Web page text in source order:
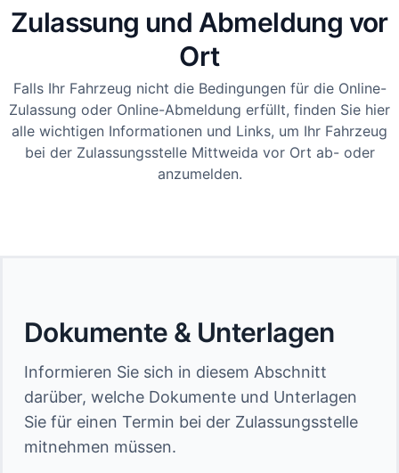
Zulassung und Abmeldung vor
Ort
Falls Ihr Fahrzeug nicht die Bedingungen für die Online-
Zulassung oder Online-Abmeldung erfüllt, finden Sie hier
alle wichtigen Informationen und Links, um Ihr Fahrzeug
bei der Zulassungsstelle Mittweida vor Ort ab- oder
anzumelden.
Dokumente & Unterlagen
Informieren Sie sich in diesem Abschnitt
darüber, welche Dokumente und Unterlagen
Sie für einen Termin bei der Zulassungsstelle
mitnehmen müssen.